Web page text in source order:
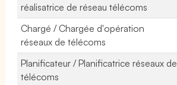
réalisatrice de réseau télécoms
Chargé / Chargée d'opération
réseaux de télécoms
Planificateur / Planificatrice réseaux de
télécoms